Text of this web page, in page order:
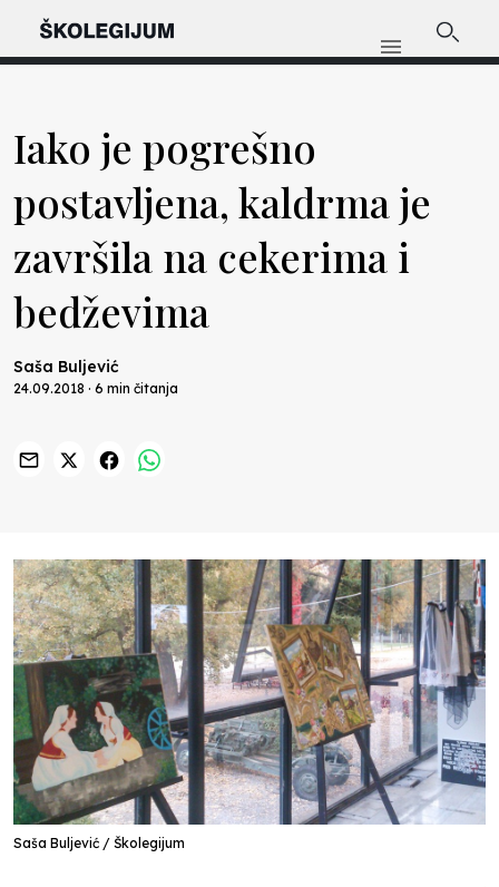
Iako je pogrešno
postavljena, kaldrma je
završila na cekerima i
bedževima
Saša Buljević
24.09.2018 · 6 min čitanja
Saša Buljević / Školegijum